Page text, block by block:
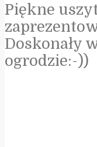
Piękne
Doskonały
ogrodzie:-))